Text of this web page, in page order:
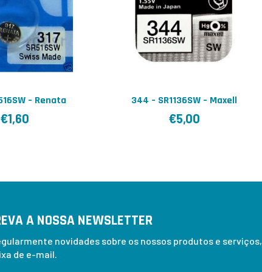
– Renata
€1,60
344 – SR1136SW – Maxell
€5,00
A NOSSA NEWSLETTER
novidades sobre os nossos produtos e serviços,
de e-mail.